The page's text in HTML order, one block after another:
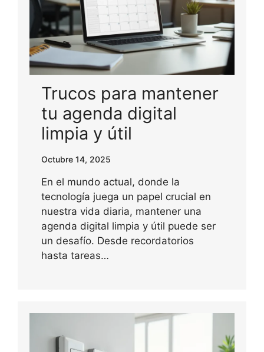
Trucos para mantener
tu agenda digital
limpia y útil
Octubre 14, 2025
En el mundo actual, donde la
tecnología juega un papel crucial en
nuestra vida diaria, mantener una
agenda digital limpia y útil puede ser
un desafío. Desde recordatorios
hasta tareas…